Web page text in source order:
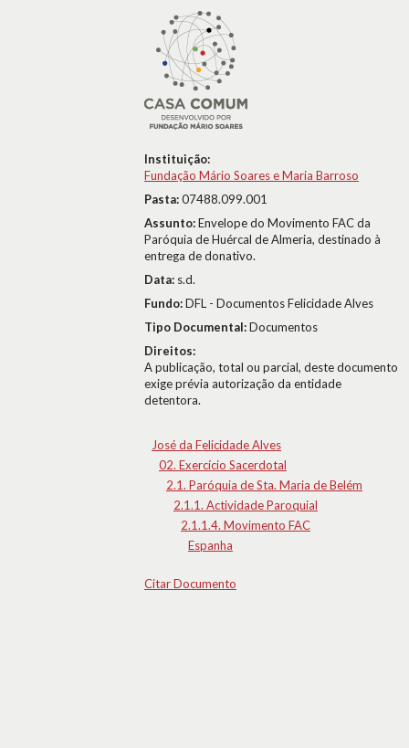
Instituição:
Fundação Mário Soares e Maria Barroso
Pasta:07488.099.001
Assunto:Envelope do Movimento FAC da
Paróquia de Huércal de Almeria, destinado à
entrega de donativo.
Data: s.d.
Fundo:DFL - Documentos Felicidade Alves
Tipo Documental:Documentos
Direitos:
A publicação, total ou parcial, deste documento
exige prévia autorização da entidade
detentora.
José da Felicidade Alves
02. Exercício Sacerdotal
2.1. Paróquia de Sta. Maria de Belém
2.1.1. Actividade Paroquial
2.1.1.4. Movimento FAC
Espanha
Citar Documento